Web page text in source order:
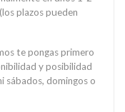
plazos pueden
te pongas primero
y posibilidad
sábados, domingos o